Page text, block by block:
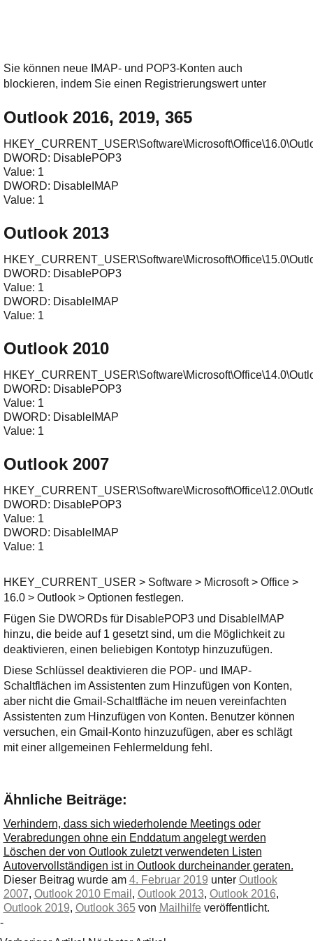
Sie können neue IMAP- und POP3-Konten auch
blockieren, indem Sie einen Registrierungswert unter
Outlook 2016, 2019, 365
DWORD: DisablePOP3
Value: 1
DWORD: DisableIMAP
Outlook 2013
DWORD: DisablePOP3
Value: 1
DWORD: DisableIMAP
Outlook 2010
DWORD: DisablePOP3
Value: 1
DWORD: DisableIMAP
Outlook 2007
DWORD: DisablePOP3
Value: 1
DWORD: DisableIMAP
HKEY_CURRENT_USER > Software > Microsoft > Office >
16.0 > Outlook > Optionen festlegen.
Fügen Sie DWORDs für DisablePOP3 und DisableIMAP
hinzu, die beide auf 1 gesetzt sind, um die Möglichkeit zu
deaktivieren, einen beliebigen Kontotyp hinzuzufügen.
Diese Schlüssel deaktivieren die POP- und IMAP-
Schaltflächen im Assistenten zum Hinzufügen von Konten,
aber nicht die Gmail-Schaltfläche im neuen vereinfachten
Assistenten zum Hinzufügen von Konten. Benutzer können
versuchen, ein Gmail-Konto hinzuzufügen, aber es schlägt
mit einer allgemeinen Fehlermeldung fehl.
Ähnliche Beiträge:
Verhindern, dass sich wiederholende Meetings oder
Verabredungen ohne ein Enddatum angelegt werden
Löschen der von Outlook zuletzt verwendeten Listen
Autovervollständigen ist in Outlook durcheinander geraten.
Dieser Beitrag wurde am 4. Februar 2019 unter Outlook
2007, Outlook 2010 Email , Outlook 2013, Outlook 2016,
Outlook 2019, Outlook 365 von Mailhilfe veröffentlicht.
-